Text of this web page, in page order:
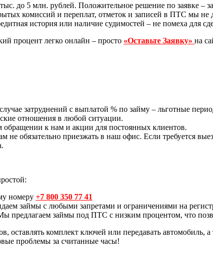
до 5 млн. рублей. Положительное решение по заявке –
комиссий и переплат, отметок и записей в ПТС мы не
история или наличие судимостей – не помеха для
процент легко онлайн – просто «Оставьте Заявку» на
затруднений с выплатой % по займу – льготные
отношения в любой ситуации.
к нам и акции для постоянных клиентов.
не обязательно приезжать в наш офис. Если требуется
номеру +7 800 350 77 41
займы с любыми запретами и ограничениями на
предлагаем займы под ПТС с низким процентом, что
оставлять комплект ключей или передавать автомобиль,
проблемы за считанные часы!